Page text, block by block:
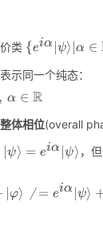
类 \
{eiα ψ⟩ ∣α ∈
示同一个纯态：
, α ∈ R
整体相位(overall
∣ψ⟩ = eiα ∣ψ⟩ ，
φ⟩ = eiα ψ⟩